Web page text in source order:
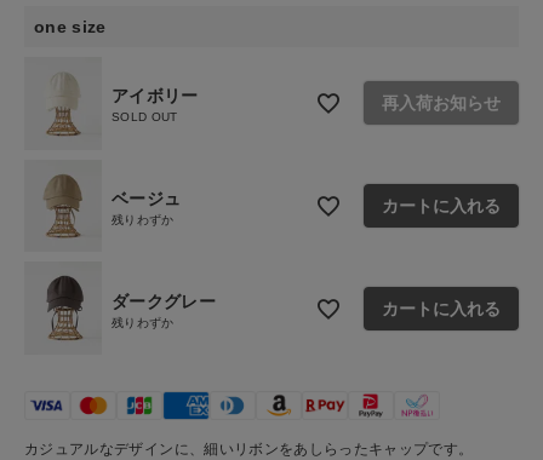
全ての商品
CONTENTS
特集
ご利用ガイド
お問い合わせ
ショップリスト
one size
アイボリー
SOLD OUT
再入荷お知らせ
ベージュ
残りわずか
カートに入れる
ダークグレー
残りわずか
カートに入れる
カジュアルなデザインに、細いリボンをあしらったキャップです。